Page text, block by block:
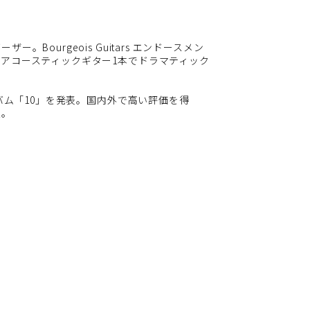
ザー。Bourgeois Guitars エンドースメン
コースティックギター1本でドラマティック
「10」を発表。国内外で高い評価を得